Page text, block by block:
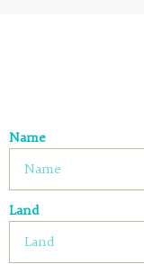
Name
Land